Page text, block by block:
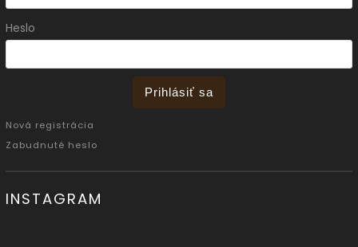
Heslo
Prihlásiť sa
Nová registrácia
Zabudnuté heslo
INSTAGRAM